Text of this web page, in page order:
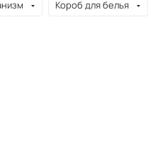
Короб для белья